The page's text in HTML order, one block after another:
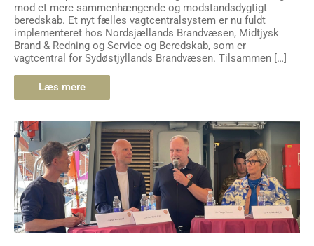
mod et mere sammenhængende og modstandsdygtigt
beredskab. Et nyt fælles vagtcentralsystem er nu fuldt
implementeret hos Nordsjællands Brandvæsen, Midtjysk
Brand & Redning og Service og Beredskab, som er
vagtcentral for Sydøstjyllands Brandvæsen. Tilsammen […]
Læs mere